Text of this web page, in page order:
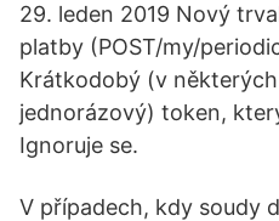
29. leden 2019 Nový
platby (POST/my/
Krátkodobý (v
jednorázový) token,
Ignoruje se.
V případech, kdy soudy